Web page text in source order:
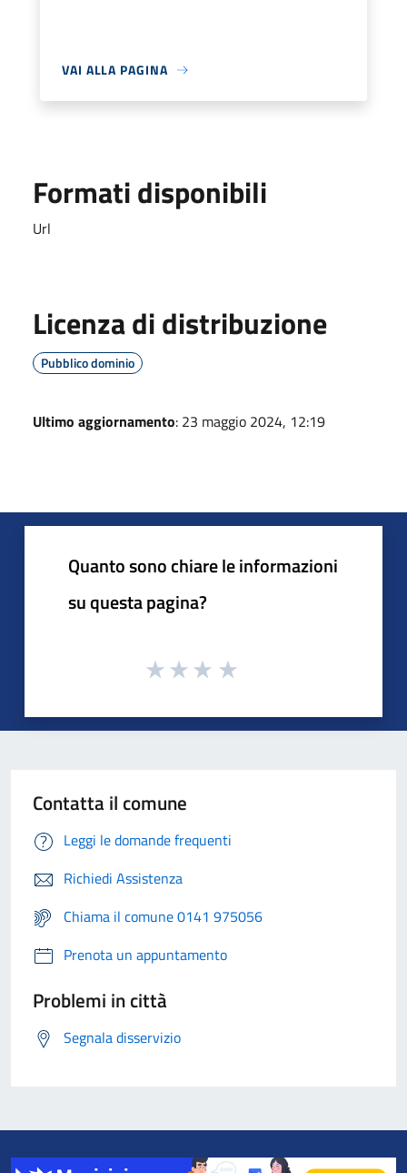
VAI ALLA PAGINA
Formati disponibili
Url
Licenza di distribuzione
Pubblico dominio
Ultimo aggiornamento: 23 maggio 2024, 12:19
Quanto sono chiare le informazioni
su questa pagina?
Contatta il comune
Leggi le domande frequenti
Richiedi Assistenza
Chiama il comune 0141 975056
Prenota un appuntamento
Problemi in città
Segnala disservizio